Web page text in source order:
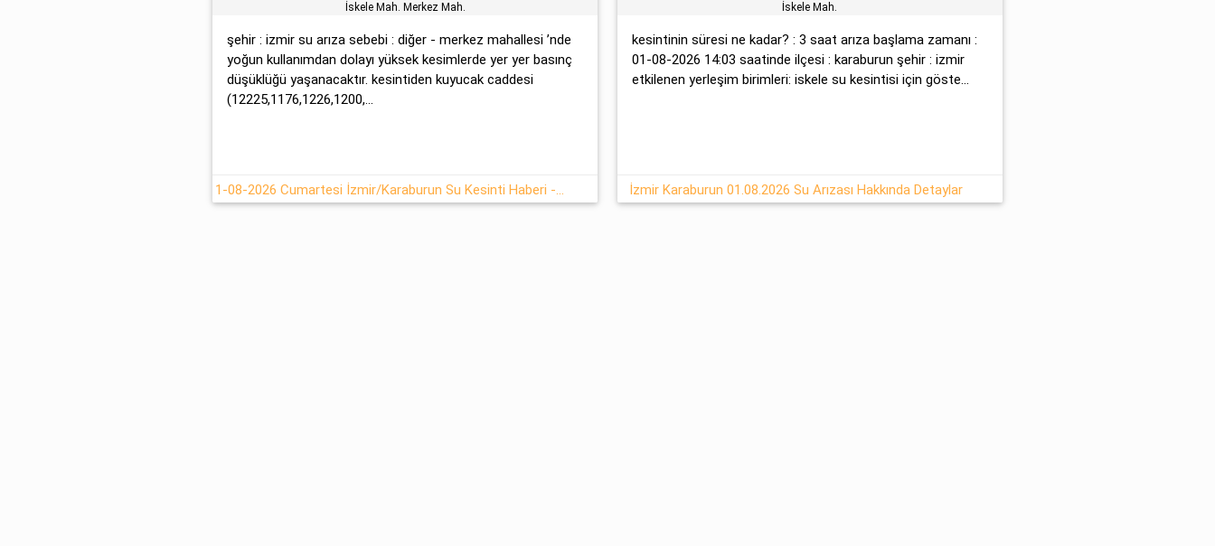
İskele Mah. Merkez Mah.
şehir : izmir su arıza sebebi : diğer - merkez mahallesi ’nde
yoğun kullanımdan dolayı yüksek kesimlerde yer yer basınç
düşüklüğü yaşanacaktır. kesintiden kuyucak caddesi
(12225,1176,1226,1200,...
1-08-2026 Cumartesi İzmir/Karaburun Su Kesinti Haberi - İzsu
İskele Mah.
kesintinin süresi ne kadar? : 3 saat arıza başlama zamanı :
01-08-2026 14:03 saatinde ilçesi : karaburun şehir : izmir
etkilenen yerleşim birimleri: iskele su kesintisi için göste...
İzmir Karaburun 01.08.2026 Su Arızası Hakkında Detaylar